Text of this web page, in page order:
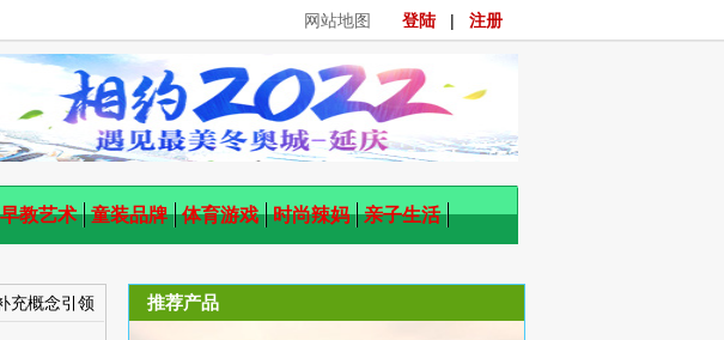
网站地图 登陆 | 注册
早教艺术 童装品牌 体育游戏 时尚辣妈 亲子生活
充概念引领
推荐产品